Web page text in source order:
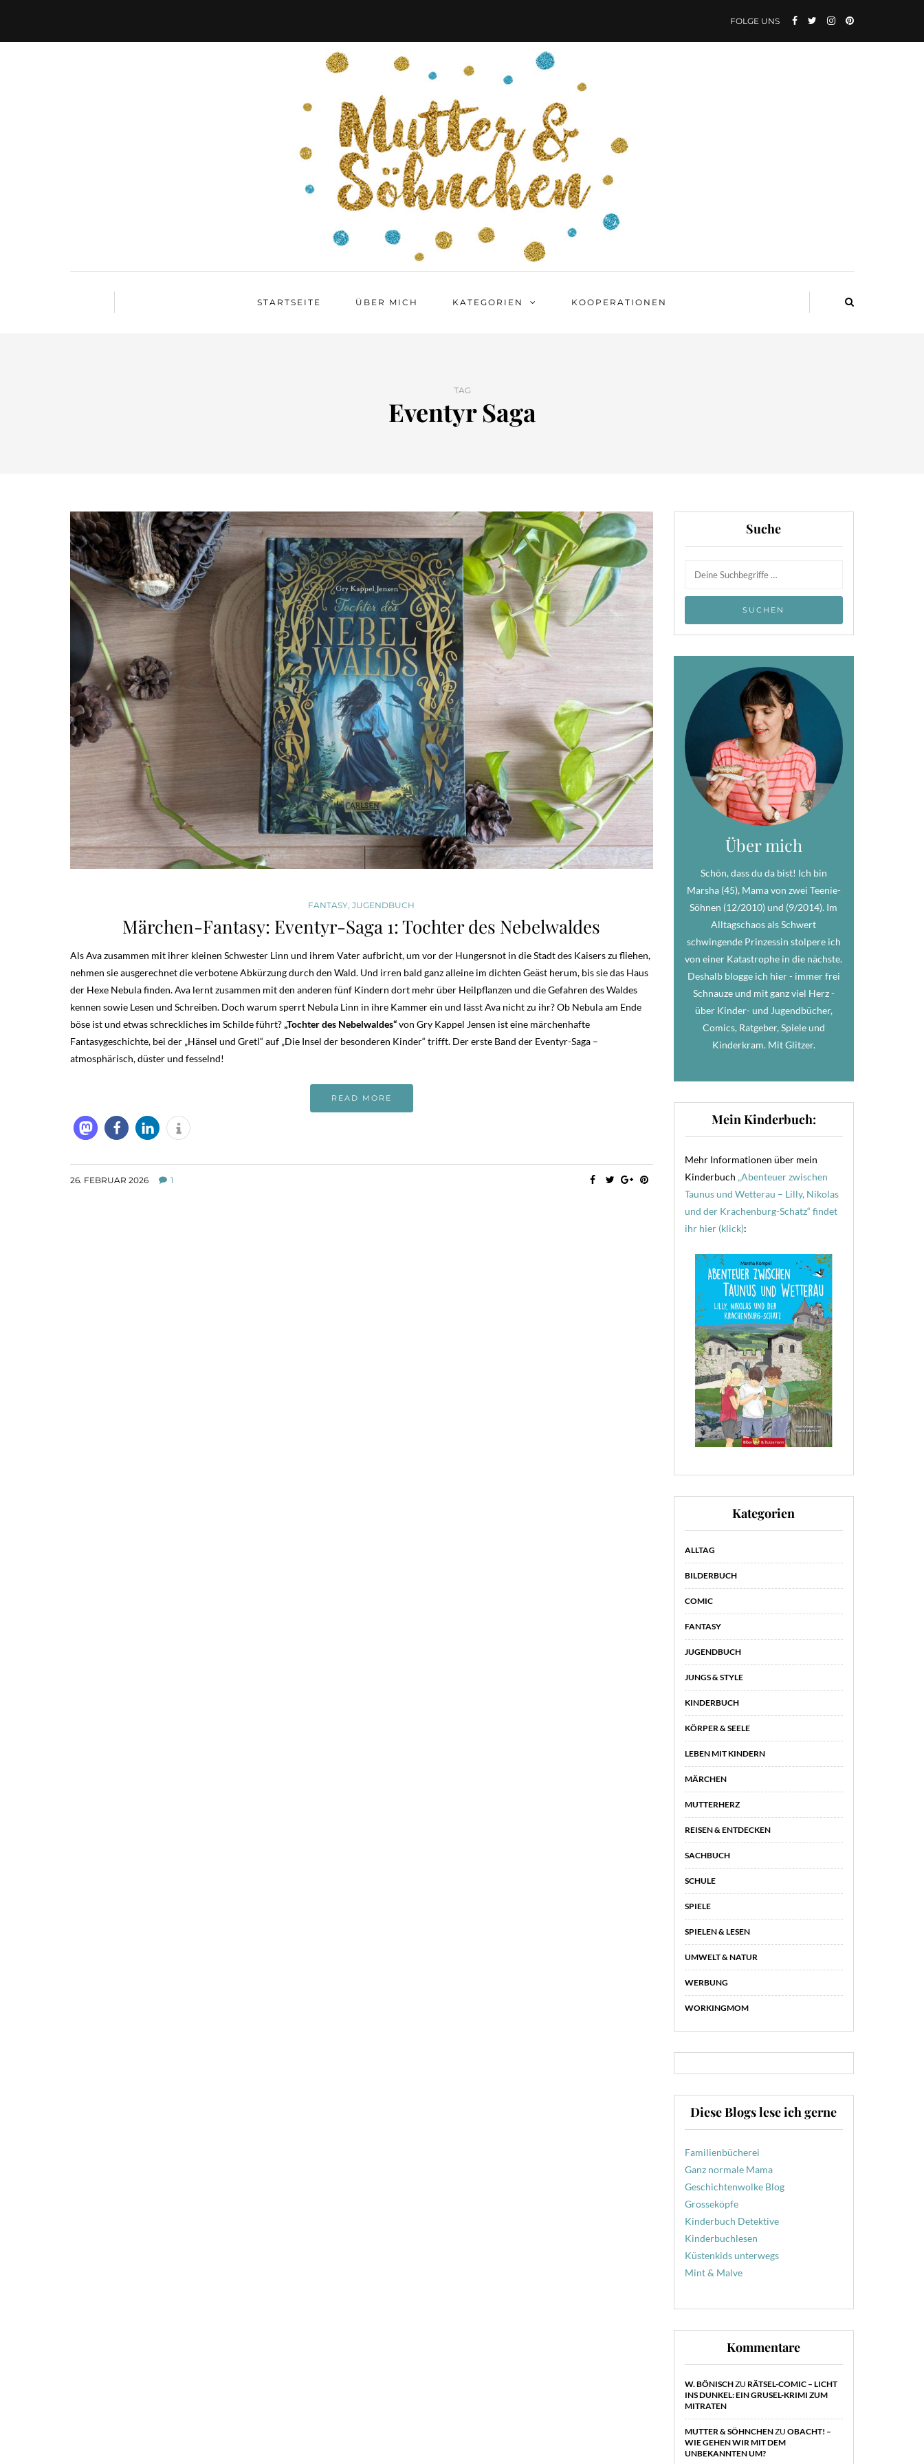
FOLGE UNS
STARTSEITE ÜBER MICH KATEGORIEN KOOPERATIONEN
TAG
Eventyr Saga
FANTASY,JUGENDBUCH
Märchen-Fantasy: Eventyr-Saga 1: Tochter des Nebelwaldes
Als Ava zusammen mit ihrer kleinen Schwester Linn und ihrem Vater aufbricht, um vor der Hungersnot in die Stadt des Kaisers zu fliehen,
nehmen sie ausgerechnet die verbotene Abkürzung durch den Wald. Und irren bald ganz alleine im dichten Geäst herum, bis sie das Haus
der Hexe Nebula finden. Ava lernt zusammen mit den anderen fünf Kindern dort mehr über Heilpflanzen und die Gefahren des Waldes
kennen sowie Lesen und Schreiben. Doch warum sperrt Nebula Linn in ihre Kammer ein und lässt Ava nicht zu ihr? Ob Nebula am Ende
böse ist und etwas schreckliches im Schilde führt? „Tochter des Nebelwaldes“von Gry Kappel Jensen ist eine märchenhafte
Fantasygeschichte, bei der „Hänsel und Gretl“ auf „Die Insel der besonderen Kinder“ trifft. Der erste Band der Eventyr-Saga –
atmosphärisch, düster und fesselnd!
READ MORE
26. FEBRUAR 2026 1
Suche
Über mich
Schön, dass du da bist! Ich bin
Marsha (45), Mama von zwei Teenie-
Söhnen (12/2010) und (9/2014). Im
Alltagschaos als Schwert
schwingende Prinzessin stolpere ich
von einer Katastrophe in die nächste.
Deshalb blogge ich hier - immer frei
Schnauze und mit ganz viel Herz -
über Kinder- und Jugendbücher,
Comics, Ratgeber, Spiele und
Kinderkram. Mit Glitzer.
Mein Kinderbuch:
Mehr Informationen über mein
Kinderbuch „Abenteuer zwischen
Taunus und Wetterau – Lilly, Nikolas
und der Krachenburg-Schatz“ findet
ihr hier (klick):
Kategorien
ALLTAG
BILDERBUCH
COMIC
FANTASY
JUGENDBUCH
JUNGS & STYLE
KINDERBUCH
KÖRPER & SEELE
LEBEN MIT KINDERN
MÄRCHEN
MUTTERHERZ
REISEN & ENTDECKEN
SACHBUCH
SCHULE
SPIELE
SPIELEN & LESEN
UMWELT & NATUR
WERBUNG
WORKINGMOM
Diese Blogs lese ich gerne
Familienbücherei
Ganz normale Mama
Geschichtenwolke Blog
Grosseköpfe
Kinderbuch Detektive
Kinderbuchlesen
Küstenkids unterwegs
Mint & Malve
Kommentare
W. BÖNISCHZU RÄTSEL-COMIC – LICHT
INS DUNKEL: EIN GRUSEL-KRIMI ZUM
MITRATEN
MUTTER & SÖHNCHENZU OBACHT! –
WIE GEHEN WIR MIT DEM
UNBEKANNTEN UM?